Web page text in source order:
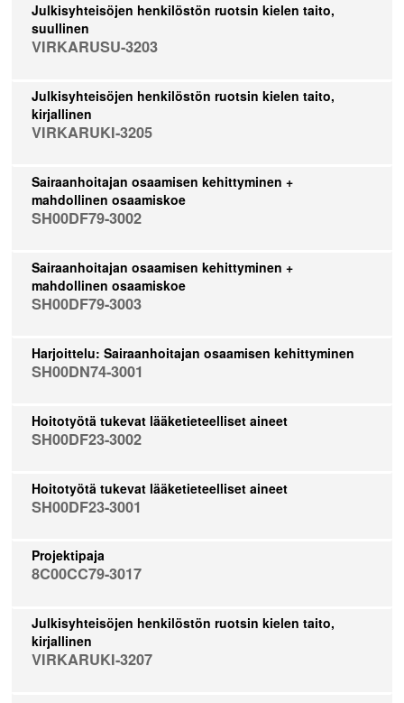
Julkisyhteisöjen henkilöstön ruotsin kielen taito,
suullinen
VIRKARUSU-3203
Julkisyhteisöjen henkilöstön ruotsin kielen taito,
kirjallinen
VIRKARUKI-3205
Sairaanhoitajan osaamisen kehittyminen +
mahdollinen osaamiskoe
SH00DF79-3002
Sairaanhoitajan osaamisen kehittyminen +
mahdollinen osaamiskoe
SH00DF79-3003
Harjoittelu: Sairaanhoitajan osaamisen kehittyminen
SH00DN74-3001
Hoitotyötä tukevat lääketieteelliset aineet
SH00DF23-3002
Hoitotyötä tukevat lääketieteelliset aineet
SH00DF23-3001
Projektipaja
8C00CC79-3017
Julkisyhteisöjen henkilöstön ruotsin kielen taito,
kirjallinen
VIRKARUKI-3207